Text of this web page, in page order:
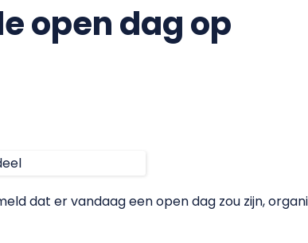
open dag op
dat er vandaag een open dag zou zijn,